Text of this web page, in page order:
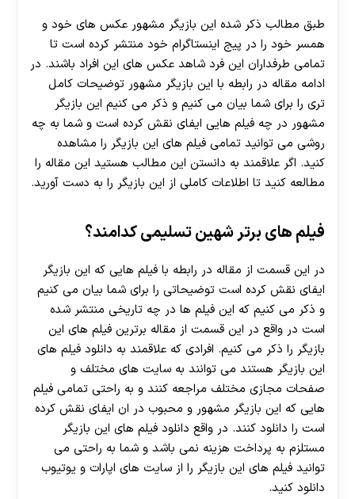
طبق مطالب ذکر شده این بازیگر مشهور عکس های خود و
همسر خود را در پیج اینستاگرام خود منتشر کرده است تا
تمامی طرفداران این فرد شاهد عکس های این افراد باشند. در
ادامه مقاله در رابطه با این بازیگر مشهور توضیحات کامل
تری را برای شما بیان می کنیم و ذکر می کنیم این بازیگر
مشهور در چه فیلم هایی ایفای نقش کرده است و شما به چه
روشی می توانید تمامی فیلم های این بازیگر را مشاهده
کنید. اگر علاقمند به دانستن این مطالب هستید این مقاله را
مطالعه کنید تا اطلاعات کاملی از این بازیگر را به دست آورید.
فیلم های برتر شهین تسلیمی کدامند؟
در این قسمت از مقاله در رابطه با فیلم هایی که این بازیگر
ایفای نقش کرده است توضیحاتی را برای شما بیان می کنیم
و ذکر می کنیم که این فیلم ها در چه تاریخی منتشر شده
است در واقع در این قسمت از مقاله برترین فیلم های این
بازیگر را ذکر می کنیم. افرادی که علاقمند به دانلود فیلم های
این بازیگر هستند می توانند به سایت های مختلف و
صفحات مجازی مختلف مراجعه کنند و به راحتی تمامی فیلم
هایی که این بازیگر مشهور و محبوب در ان ایفای نقش کرده
است را دانلود کنند. در واقع دانلود فیلم های این بازیگر
مستلزم به پرداخت هزینه نمی باشد و شما به راحتی می
توانید فیلم های این بازیگر را از سایت های اپارات و یوتیوب
دانلود کنید.